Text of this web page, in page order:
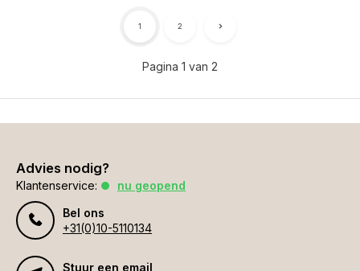
Pagina 1 van 2
1 2
Advies nodig?
Klantenservice:
nu geopend
Bel ons
+31(0)10-5110134
Stuur een email